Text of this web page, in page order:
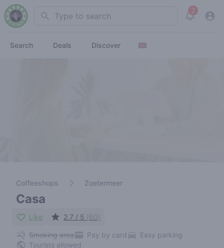
Search 2
View
Search Deals Discover
Coffeeshops Zoetermeer
Casa
Like 2.7 / 5 (60)
Smoking area Pay by card
Easy parking
Tourists allowed